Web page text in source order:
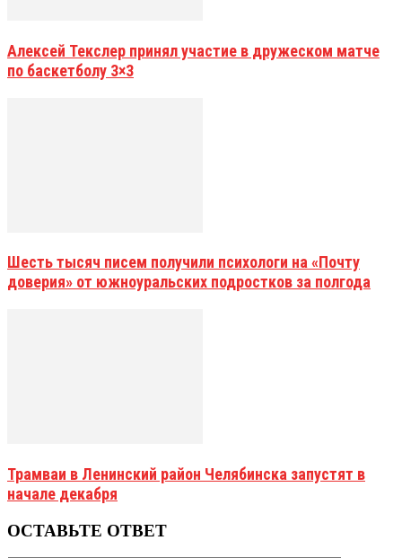
Алексей Текслер принял участие в дружеском матче
по баскетболу 3×3
Шесть тысяч писем получили психологи на «Почту
доверия» от южноуральских подростков за полгода
Трамваи в Ленинский район Челябинска запустят в
начале декабря
ОСТАВЬТЕ ОТВЕТ